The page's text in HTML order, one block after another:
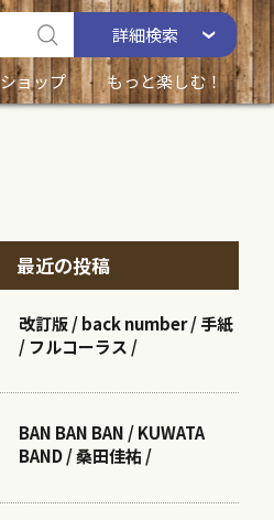
詳細検索
ショップ もっと楽しむ！
最近の投稿
改訂版 / back number / 手紙
/ フルコーラス /
BAN BAN BAN / KUWATA
BAND / 桑田佳祐 /